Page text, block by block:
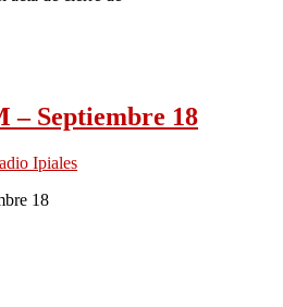
– Septiembre 18
Ipiales
18